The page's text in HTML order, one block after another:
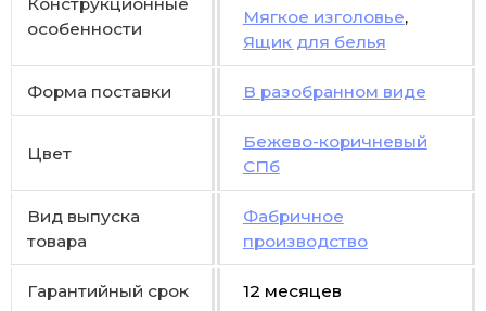
особенности
Мягкое изголовье,
Ящик для белья
Форма поставки В разобранном виде
Цвет
Бежево-коричневый
СПб
Вид выпуска
товара
Фабричное
производство
Гарантийный срок 12 месяцев